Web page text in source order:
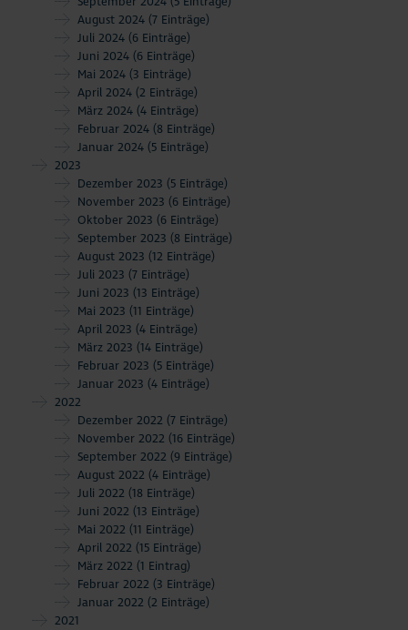
August 2024 (7 Einträge)
Juli 2024 (6 Einträge)
Juni 2024 (6 Einträge)
Mai 2024 (3 Einträge)
April 2024 (2 Einträge)
März 2024 (4 Einträge)
Februar 2024 (8 Einträge)
Januar 2024 (5 Einträge)
2023
Dezember 2023 (5 Einträge)
November 2023 (6 Einträge)
Oktober 2023 (6 Einträge)
September 2023 (8 Einträge)
August 2023 (12 Einträge)
Juli 2023 (7 Einträge)
Juni 2023 (13 Einträge)
Mai 2023 (11 Einträge)
April 2023 (4 Einträge)
März 2023 (14 Einträge)
Februar 2023 (5 Einträge)
Januar 2023 (4 Einträge)
2022
Dezember 2022 (7 Einträge)
November 2022 (16 Einträge)
September 2022 (9 Einträge)
August 2022 (4 Einträge)
Juli 2022 (18 Einträge)
Juni 2022 (13 Einträge)
Mai 2022 (11 Einträge)
April 2022 (15 Einträge)
März 2022 (1 Eintrag)
Februar 2022 (3 Einträge)
Januar 2022 (2 Einträge)
2021